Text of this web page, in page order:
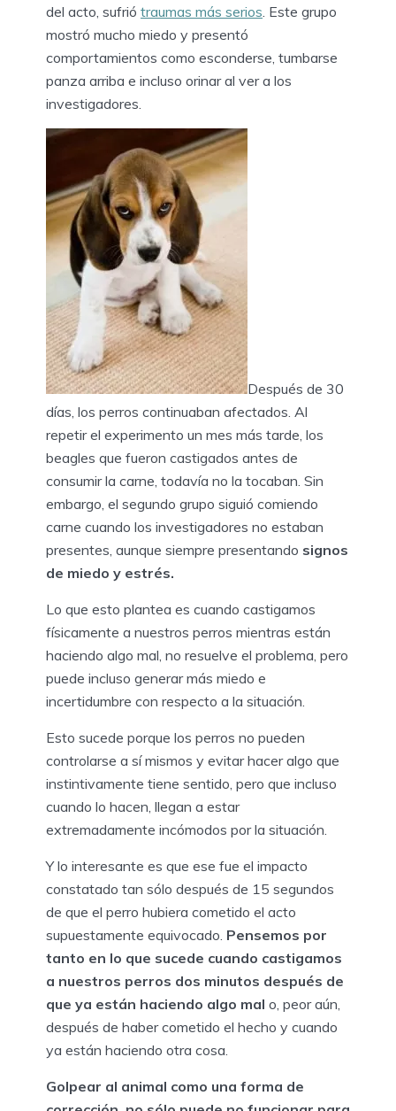
del acto, sufrió traumas más serios. Este grupo
mostró mucho miedo y presentó
comportamientos como esconderse, tumbarse
panza arriba e incluso orinar al ver a los
investigadores.
Después de 30
días, los perros continuaban afectados. Al
repetir el experimento un mes más tarde, los
beagles que fueron castigados antes de
consumir la carne, todavía no la tocaban. Sin
embargo, el segundo grupo siguió comiendo
carne cuando los investigadores no estaban
presentes, aunque siempre presentando signos
de miedo y estrés.
Lo que esto plantea es cuando castigamos
físicamente a nuestros perros mientras están
haciendo algo mal, no resuelve el problema, pero
puede incluso generar más miedo e
incertidumbre con respecto a la situación.
Esto sucede porque los perros no pueden
controlarse a sí mismos y evitar hacer algo que
instintivamente tiene sentido, pero que incluso
cuando lo hacen, llegan a estar
extremadamente incómodos por la situación.
Y lo interesante es que ese fue el impacto
constatado tan sólo después de 15 segundos
de que el perro hubiera cometido el acto
supuestamente equivocado. Pensemos por
tanto en lo que sucede cuando castigamos
a nuestros perros dos minutos después de
que ya están haciendo algo mal o, peor aún,
después de haber cometido el hecho y cuando
ya están haciendo otra cosa.
Golpear al animal como una forma de